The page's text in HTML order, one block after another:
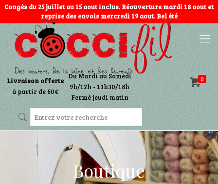
Congés du 25 juillet au 15 aout inclus. Réouverture mardi 18 aout et
reprise des envois mercredi 19 aout. Bel été
0
Livraison offerte
à partir de 60€
Du Mardi au Samedi
9h/12h - 13h30/18h
Fermé jeudi matin
Boutique